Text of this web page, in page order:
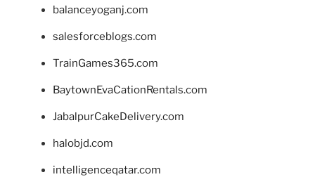
balanceyoganj.com
salesforceblogs.com
TrainGames365.com
BaytownEvaCationRentals.com
JabalpurCakeDelivery.com
halobjd.com
intelligenceqatar.com